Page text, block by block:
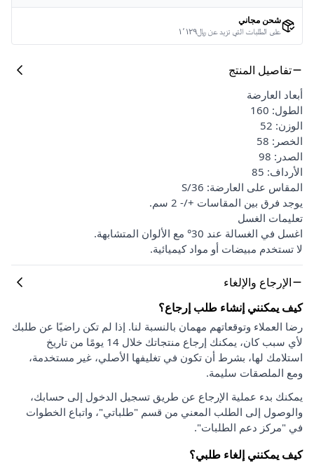
شحن مجاني
على الطلبات التي تزيد عن ﷼١٬١٢٩
تفاصيل المنتج
أبعاد العارضة
الطول: 160
الوزن: 52
الخصر: 58
الصدر: 98
الأرداف: 85
المقاس على العارضة: S/36
يوجد فرق بين المقاسات +/- 2 سم.
تعليمات الغسل
اغسل في الغسالة عند 30° مع الألوان المتشابهة.
لا تستخدم مبيضات أو مواد كيميائية.
الإرجاع والإلغاء
كيف يمكنني إنشاء طلب إرجاع؟
رضا العملاء وتوقعاتهم مهمان بالنسبة لنا. إذا لم تكن راضيًا عن طلبك
لأي سبب كان، يمكنك إرجاع منتجاتك خلال 14 يومًا من تاريخ
استلامك لها، بشرط أن تكون في تغليفها الأصلي، غير مستخدمة،
ومع الملصقات سليمة.
يمكنك بدء عملية الإرجاع عن طريق تسجيل الدخول إلى حسابك،
والوصول إلى الطلب المعني من قسم "طلباتي"، واتباع الخطوات
في "مركز دعم الطلبات".
كيف يمكنني إلغاء طلبي؟